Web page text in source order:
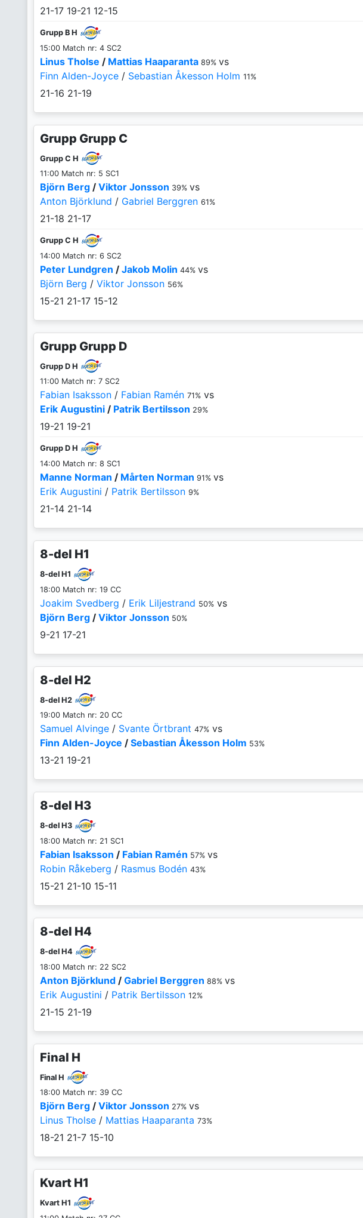
21-17 19-21 12-15
Grupp B H
15:00 Match nr: 4 SC2
Linus Tholse / Mattias Haaparanta 89% vs
Finn Alden-Joyce / Sebastian Åkesson Holm 11%
21-16 21-19
Grupp Grupp C
Grupp C H
11:00 Match nr: 5 SC1
Björn Berg / Viktor Jonsson 39% vs
Anton Björklund / Gabriel Berggren 61%
21-18 21-17
Grupp C H
14:00 Match nr: 6 SC2
Peter Lundgren / Jakob Molin 44% vs
Björn Berg / Viktor Jonsson 56%
15-21 21-17 15-12
Grupp Grupp D
Grupp D H
11:00 Match nr: 7 SC2
Fabian Isaksson / Fabian Ramén 71% vs
Erik Augustini / Patrik Bertilsson 29%
19-21 19-21
Grupp D H
14:00 Match nr: 8 SC1
Manne Norman / Mårten Norman 91% vs
Erik Augustini / Patrik Bertilsson 9%
21-14 21-14
8-del H1
8-del H1
18:00 Match nr: 19 CC
Joakim Svedberg / Erik Liljestrand 50% vs
Björn Berg / Viktor Jonsson 50%
9-21 17-21
8-del H2
8-del H2
19:00 Match nr: 20 CC
Samuel Alvinge / Svante Örtbrant 47% vs
Finn Alden-Joyce / Sebastian Åkesson Holm 53%
13-21 19-21
8-del H3
8-del H3
18:00 Match nr: 21 SC1
Fabian Isaksson / Fabian Ramén 57% vs
Robin Råkeberg / Rasmus Bodén 43%
15-21 21-10 15-11
8-del H4
8-del H4
18:00 Match nr: 22 SC2
Anton Björklund / Gabriel Berggren 88% vs
Erik Augustini / Patrik Bertilsson 12%
21-15 21-19
Final H
Final H
18:00 Match nr: 39 CC
Björn Berg / Viktor Jonsson 27% vs
Linus Tholse / Mattias Haaparanta 73%
18-21 21-7 15-10
Kvart H1
Kvart H1